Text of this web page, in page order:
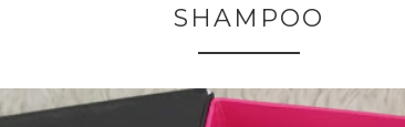
SHAMPOO